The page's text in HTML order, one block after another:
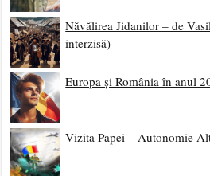
Năvălirea Jidanilor – de
interzisă)
Europa și România în anul
Vizita Papei – Autonomie